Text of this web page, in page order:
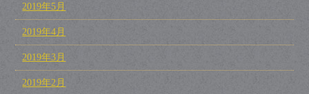
2019年5月
2019年4月
2019年3月
2019年2月